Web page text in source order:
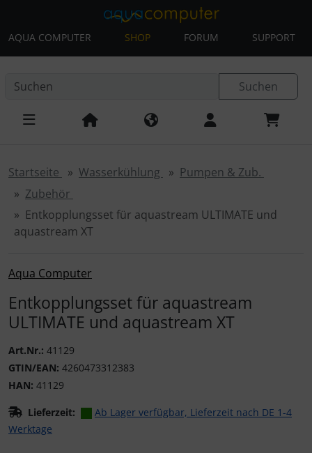
AQUA COMPUTER SHOP FORUM SUPPORT
Springe zum Inhalt
Suchen
Startseite Wasserkühlung
Pumpen & Zub.
Zubehör
Entkopplungsset für aquastream ULTIMATE und
aquastream XT
Aqua Computer
Entkopplungsset für aquastream
ULTIMATE und aquastream XT
Art.Nr.: 41129
GTIN/EAN: 4260473312383
HAN: 41129
Lieferzeit:
Ab Lager verfügbar, Lieferzeit nach DE 1-4
Werktage